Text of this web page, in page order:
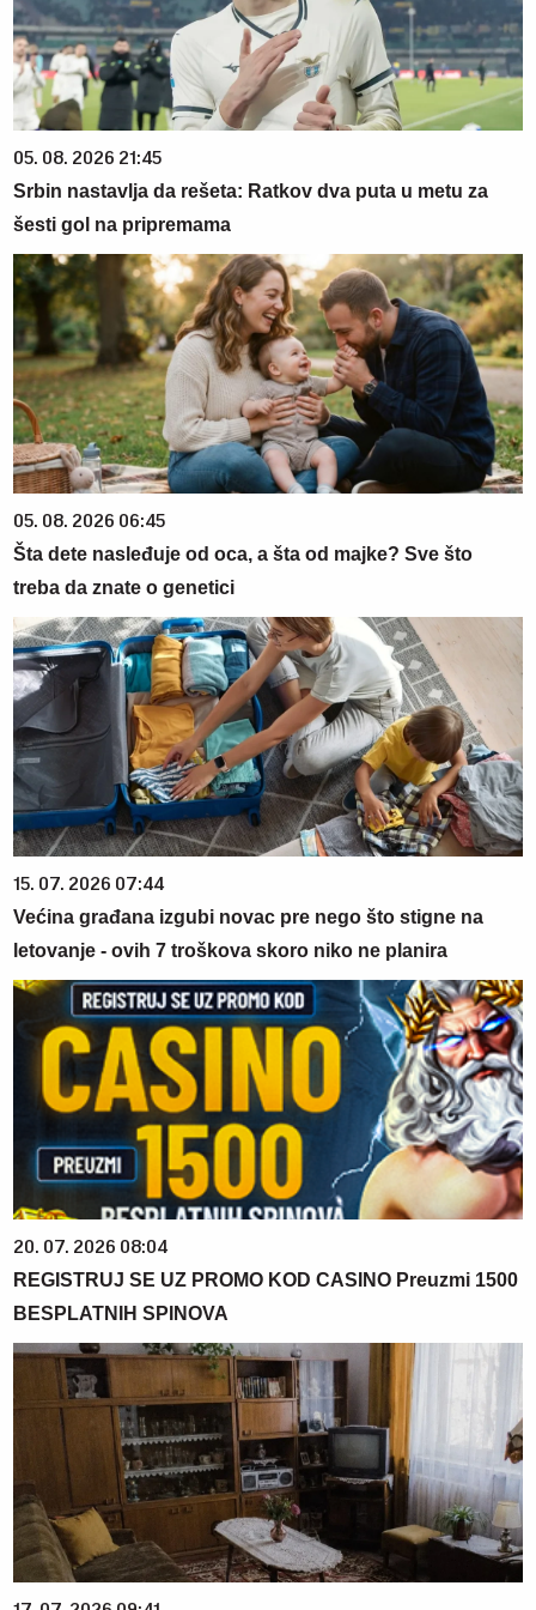
05. 08. 2026 21:45
Srbin nastavlja da rešeta: Ratkov dva puta u metu za
šesti gol na pripremama
05. 08. 2026 06:45
Šta dete nasleđuje od oca, a šta od majke? Sve što
treba da znate o genetici
15. 07. 2026 07:44
Većina građana izgubi novac pre nego što stigne na
letovanje - ovih 7 troškova skoro niko ne planira
20. 07. 2026 08:04
REGISTRUJ SE UZ PROMO KOD CASINO Preuzmi 1500
BESPLATNIH SPINOVA